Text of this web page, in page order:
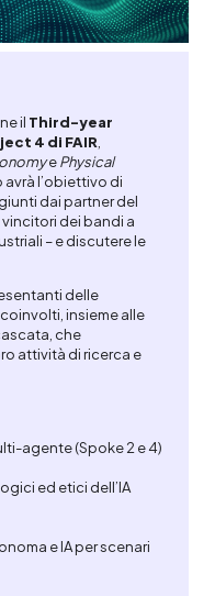
il Third-year
4 di FAIR,
ePhysical
avrà l’obiettivo di
dai partner del
dei bandi a
– e discutere le
delle
insieme alle
che
attività di ricerca e
agente (Spoke 2 e 4)
ed etici dell’IA
e IA per scenari